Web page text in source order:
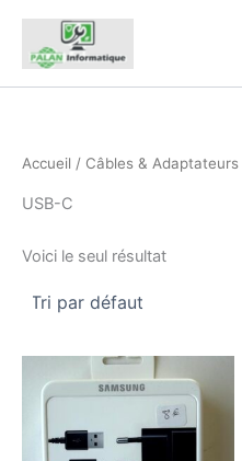
contenu
Accueil / Câbles & Adaptateurs
USB-C
Voici le seul résultat